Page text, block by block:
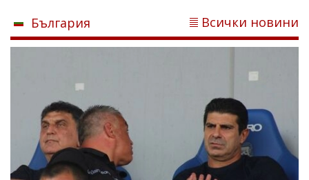
България Всички новини